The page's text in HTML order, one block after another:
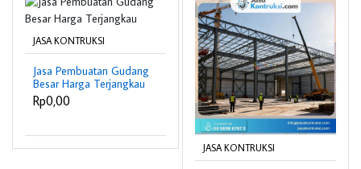
JASA KONTRUKSI
Jasa Pembuatan Gudang
Besar Harga Terjangkau
Rp0,00
JASA KONTRUKSI